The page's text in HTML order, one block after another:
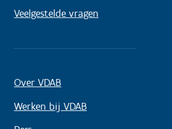
Veelgestelde vragen
Over VDAB
Werken bij VDAB